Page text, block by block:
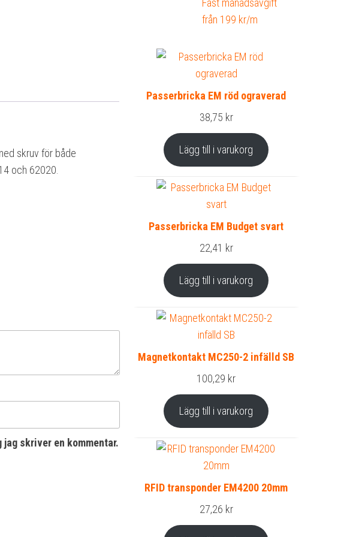
skruv för både
och 62020.
skriver en kommentar.
Fast månadsavgift
från 199 kr/m
Passerbricka EM röd ograverad
38,75 kr
Lägg till i varukorg
Passerbricka EM Budget svart
22,41 kr
Lägg till i varukorg
Magnetkontakt MC250-2 infälld SB
100,29 kr
Lägg till i varukorg
RFID transponder EM4200 20mm
27,26 kr